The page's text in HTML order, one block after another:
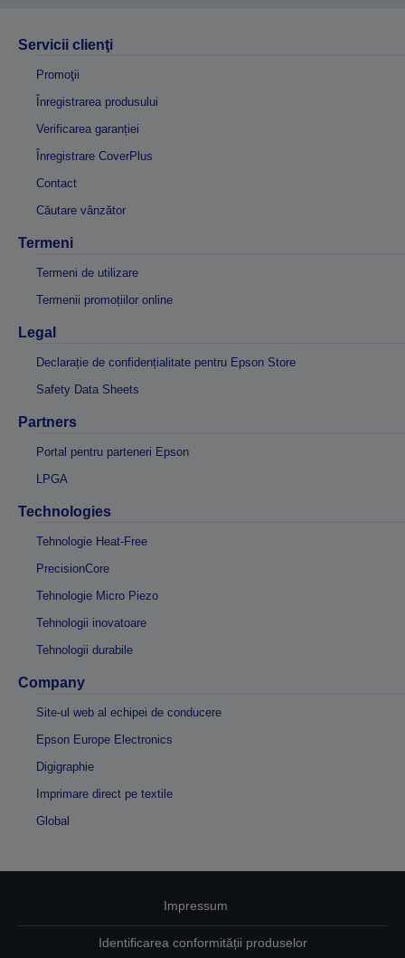
Servicii clienţi
Promoţii
Înregistrarea produsului
Verificarea garanției
Înregistrare CoverPlus
Contact
Căutare vânzător
Termeni
Termeni de utilizare
Termenii promoțiilor online
Legal
Declarație de confidențialitate pentru Epson Store
Safety Data Sheets
Partners
Portal pentru parteneri Epson
LPGA
Technologies
Tehnologie Heat-Free
PrecisionCore
Tehnologie Micro Piezo
Tehnologii inovatoare
Tehnologii durabile
Company
Site-ul web al echipei de conducere
Epson Europe Electronics
Digigraphie
Imprimare direct pe textile
Global
Impressum
Identificarea conformității produselor